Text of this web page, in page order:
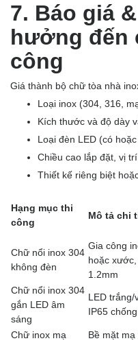
7. Báo giá
hưởng đến
công
Giá thành bộ chữ tòa nhà
Loại inox (304, 316,
Kích thước và độ dày
Loại đèn LED (có
Chiều cao lắp đặt, vị
Thiết kế riêng biệt
Hạng mục thi
công
Mô tả chi
Chữ nổi inox 304
không đèn
Gia công
hoặc
1.2mm
Chữ nổi inox 304
gắn LED âm
sáng
LED trắng/
IP65
Chữ inox mạ
Bề mặt mạ